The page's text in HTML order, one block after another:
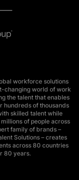
workforce solutions
changing world of work
the talent that enables
hundreds of thousands
skilled talent while
of people across
family of brands –
Solutions – creates
across 80 countries
80 years.